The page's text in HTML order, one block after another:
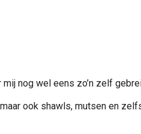
nog wel eens zo’n zelf
ook shawls, mutsen en